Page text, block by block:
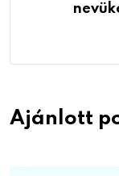
Ajánlott